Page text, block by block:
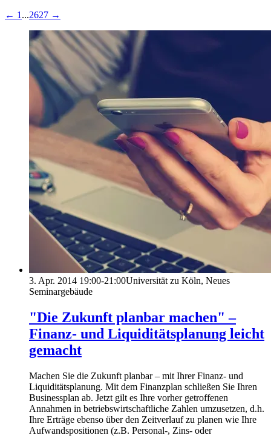
← 1 ...2627 →
3. Apr. 2014 19:00-21:00Universität zu Köln, Neues
Seminargebäude
"Die Zukunft planbar machen" –
Finanz- und Liquiditätsplanung leicht
gemacht
Machen Sie die Zukunft planbar – mit Ihrer Finanz- und
Liquiditätsplanung. Mit dem Finanzplan schließen Sie Ihren
Businessplan ab. Jetzt gilt es Ihre vorher getroffenen
Annahmen in betriebswirtschaftliche Zahlen umzusetzen, d.h.
Ihre Erträge ebenso über den Zeitverlauf zu planen wie Ihre
Aufwandspositionen (z.B. Personal-, Zins- oder